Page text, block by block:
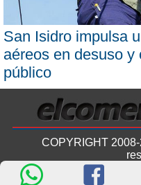
San Isidro impulsa
aéreos en desuso y
público
COPYRIGHT